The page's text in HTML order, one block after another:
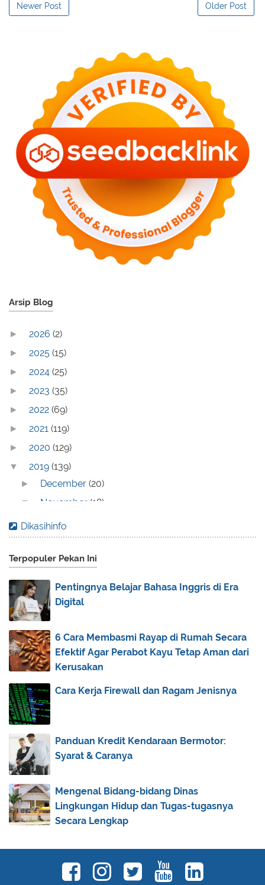
Newer Post Older Post
Arsip Blog
► 2026 (2)
► 2025 (15)
► 2024 (25)
► 2023 (35)
► 2022 (69)
► 2021 (119)
► 2020 (129)
▼ 2019 (139)
► December(20)
▼ November (18)
Bersama Trans Studio Bandung, Liburan Jadi Lebih
Seru
Mengenal Perbedaan Asuransi Syariah dan
Konvensional
Agar Sukses Kuliah Online, Atur Manajemen Waktu
de...
Fakta Unik Natasha Wilona
Inilah 5 Pilihan Model Rambut Pendek untuk Wajah
B...
Cara Mengatasi Rambut Kering dengan 5 Bahan
Alami
Popbela.com, Situs Fashion Terbaik yang Paling
4 Smartphone Gaming yang Sedang Booming di
Kalanga...
Laris di Pasaran, Inilah Berbagai Kelebihan
Samsun...
Tips Memilih Oli Mesin yang Ideal untuk Kendaraan
...
Kebangkitan Mutiara Hitam, Mampukah Mereka
‘Meniku...
Dikasihinfo
Terpopuler Pekan Ini
Pentingnya Belajar Bahasa Inggris di Era
Digital
6 Cara Membasmi Rayap di Rumah Secara
Efektif Agar Perabot Kayu Tetap Aman dari
Kerusakan
Cara Kerja Firewall dan Ragam Jenisnya
Panduan Kredit Kendaraan Bermotor:
Syarat & Caranya
Mengenal Bidang-bidang Dinas
Lingkungan Hidup dan Tugas-tugasnya
Secara Lengkap